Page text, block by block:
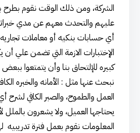
الشركة، ومن ذلك الوقت نقوم
عليهم والتحدث معهم عن مدي
أي حسابات بنكيه أو معاملات
الإختبارات الازمة التي تضمن علي أن
كبيره للإلتحاق بنا وأن يتمتعوا
نبحث عنها مثل : الأمانه والخبره
العمل والطموح، والصبر الكافي لشرح
يحتاجها العميل، ولا يشعرون بالملل
المعلومات نقوم بعمل فترة تدريبيه